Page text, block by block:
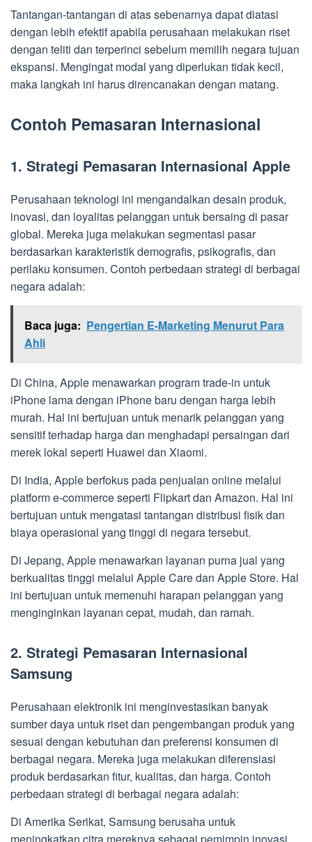
Tantangan-tantangan di atas sebenarnya dapat diatasi
dengan lebih efektif apabila perusahaan melakukan riset
dengan teliti dan terperinci sebelum memilih negara tujuan
ekspansi. Mengingat modal yang diperlukan tidak kecil,
maka langkah ini harus direncanakan dengan matang.
Contoh Pemasaran Internasional
1. Strategi Pemasaran Internasional Apple
Perusahaan teknologi ini mengandalkan desain produk,
inovasi, dan loyalitas pelanggan untuk bersaing di pasar
global. Mereka juga melakukan segmentasi pasar
berdasarkan karakteristik demografis, psikografis, dan
perilaku konsumen. Contoh perbedaan strategi di berbagai
negara adalah:
Baca juga: Pengertian E-Marketing Menurut Para
Ahli
Di China, Apple menawarkan program trade-in untuk
iPhone lama dengan iPhone baru dengan harga lebih
murah. Hal ini bertujuan untuk menarik pelanggan yang
sensitif terhadap harga dan menghadapi persaingan dari
merek lokal seperti Huawei dan Xiaomi.
Di India, Apple berfokus pada penjualan online melalui
platform e-commerce seperti Flipkart dan Amazon. Hal ini
bertujuan untuk mengatasi tantangan distribusi fisik dan
biaya operasional yang tinggi di negara tersebut.
Di Jepang, Apple menawarkan layanan purna jual yang
berkualitas tinggi melalui Apple Care dan Apple Store. Hal
ini bertujuan untuk memenuhi harapan pelanggan yang
menginginkan layanan cepat, mudah, dan ramah.
2. Strategi Pemasaran Internasional
Samsung
Perusahaan elektronik ini menginvestasikan banyak
sumber daya untuk riset dan pengembangan produk yang
sesuai dengan kebutuhan dan preferensi konsumen di
berbagai negara. Mereka juga melakukan diferensiasi
produk berdasarkan fitur, kualitas, dan harga. Contoh
perbedaan strategi di berbagai negara adalah:
Di Amerika Serikat, Samsung berusaha untuk
meningkatkan citra mereknya sebagai pemimpin inovasi